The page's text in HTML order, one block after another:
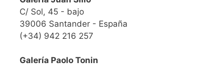
C/ Sol, 45 - bajo
39006 Santander - España
(+34) 942 216 257
Galería Paolo Tonin